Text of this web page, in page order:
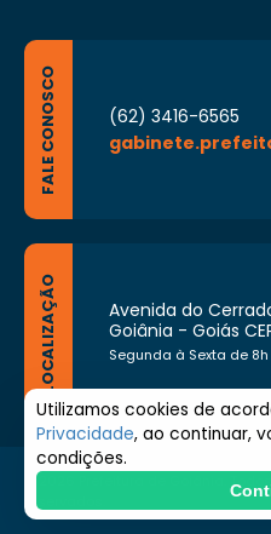
FALE CONOSCO
(62) 3416-6565
LOCALIZAÇÃO
Avenida do
Goiânia - Goiás
Segunda à Sexta de 8h
© 2026 Prefeitura de Goiânia.
reservados.
Utilizamos cookies de
Privacidade, ao continuar,
condições.